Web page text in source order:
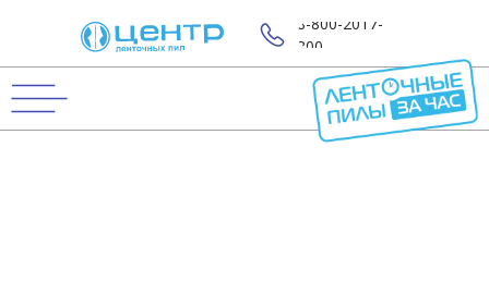
8-800-2017-
800